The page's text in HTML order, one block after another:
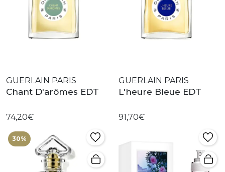
GUERLAIN PARIS
Chant D'arômes EDT
74,20€
GUERLAIN PARIS
L'heure Bleue EDT
91,70€
30%